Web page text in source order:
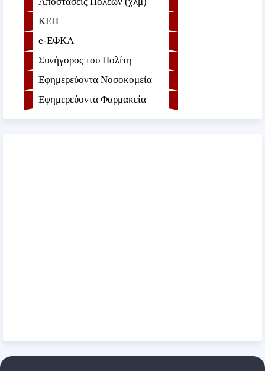
ΚΕΠ
e-ΕΦKA
Συνήγορος του Πολίτη
Εφημερεύοντα Νοσοκομεία
Εφημερεύοντα Φαρμακεία